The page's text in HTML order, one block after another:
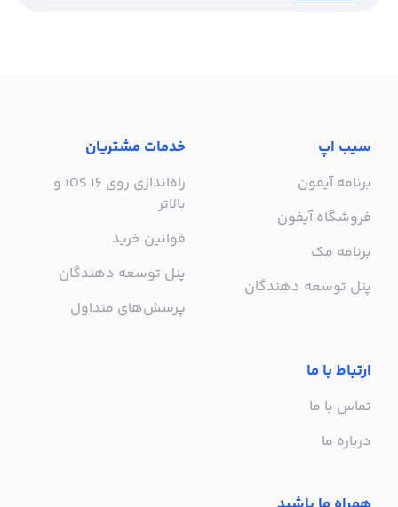
سیب اپ
برنامه آیفون
فروشگاه آیفون
برنامه مک
پنل توسعه دهندگان
خدمات مشتریان
راه‌اندازی روی iOS 16 و
بالاتر
قوانین خرید
پنل توسعه دهندگان
پرسش‌های متداول
ارتباط با ما
تماس با ما
درباره ما